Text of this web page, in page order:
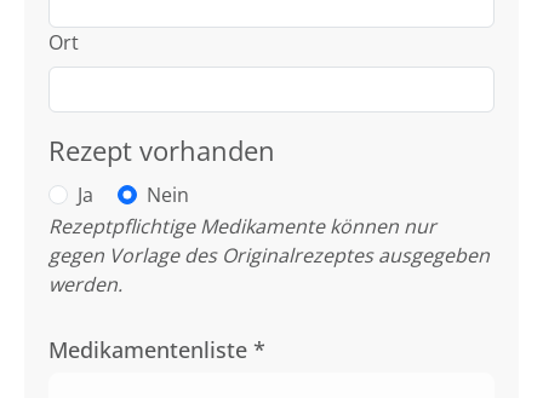
Ort
Rezept vorhanden
Ja
Nein
Rezeptpflichtige Medikamente können nur
gegen Vorlage des Originalrezeptes ausgegeben
werden.
Medikamentenliste *